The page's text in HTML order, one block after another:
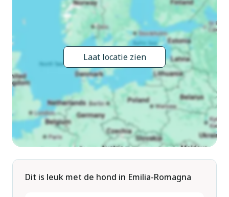
km. Golfterrein 1 km, manege 1 km. Attracties in de buurt:
Pesaro 18 km, Rimini 25 km, Urbino 39 km, Baia Vallugola 7
km, Aquafan Riccione 10 km, Garage extra € 10-15 / 24 h 50
m. Auto wordt niet aangeraden. De eigenaar accepteert
geen jeugdgroepen. Laden en lossen van de baggage is
mogelijk bij het huis. De woning bevindt zich in een voor
verkeer beperkte zone.
Laat locatie zien
Dit is leuk met de hond in Emilia-Romagna